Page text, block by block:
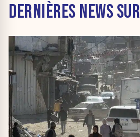
DERNIÈRES NEWS SUR